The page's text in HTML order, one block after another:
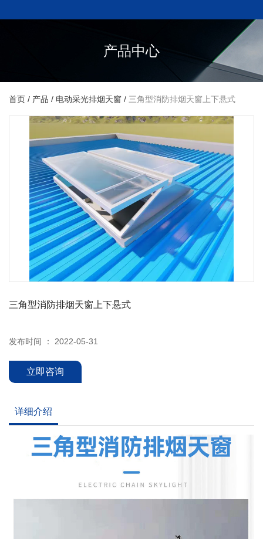
产品中心
首页 / 产品 / 电动采光排烟天窗 / 三角型消防排烟天窗上下悬式
三角型消防排烟天窗上下悬式
发布时间 ： 2022-05-31
立即咨询
详细介绍